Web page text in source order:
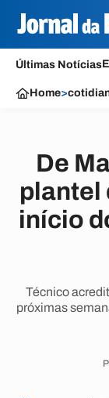
Últimas Notícias
Home>
De
plantel
início
Técnico
próximas